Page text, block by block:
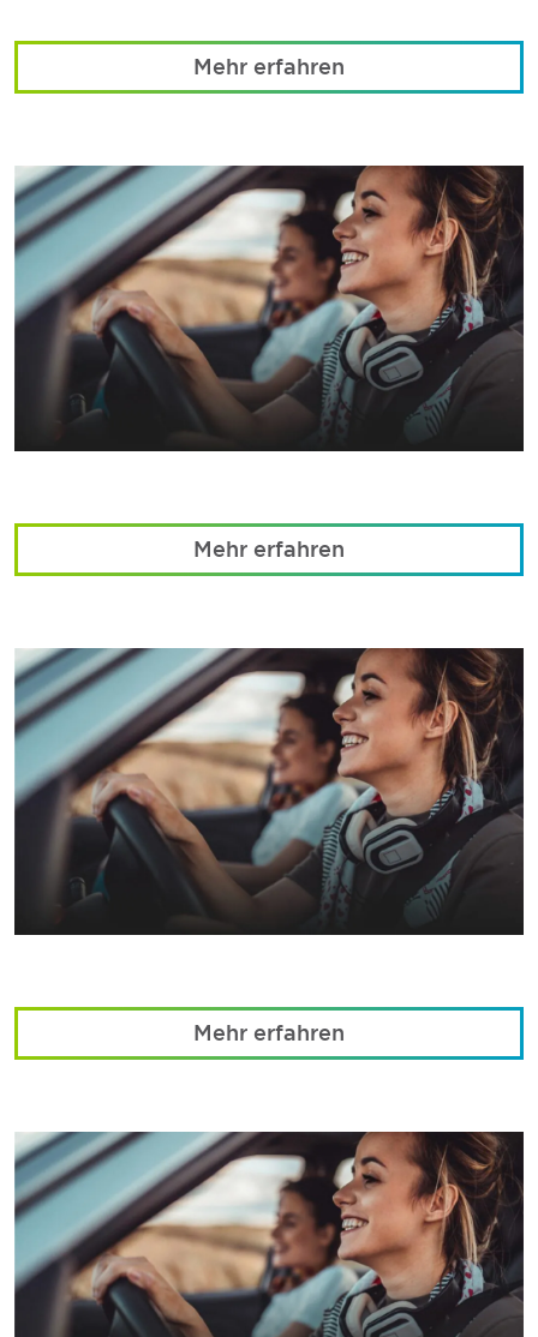
Mehr erfahren
Mehr erfahren
Mehr erfahren